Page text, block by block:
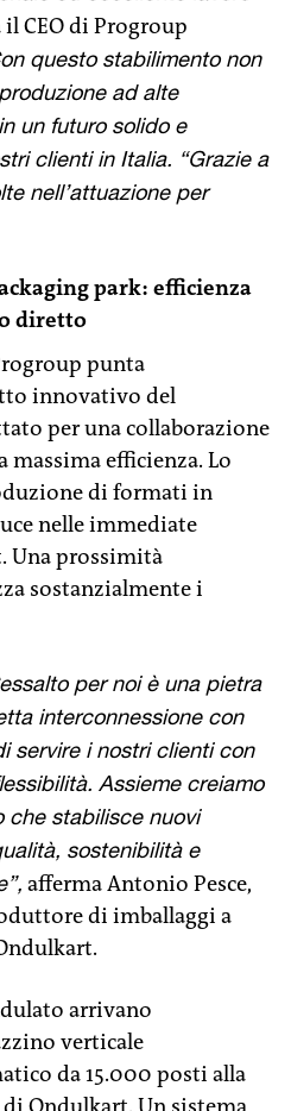
CEO di Progroup
questo stabilimento non
ad alte
un futuro solido e
clienti in Italia. “Grazie a
nell’attuazione per
park: efficienza
diretto
punta
innovativo del
per una collaborazione
massima efficienza. Lo
di formati in
nelle immediate
Una prossimità
sostanzialmente i
per noi è una pietra
interconnessione con
servire i nostri clienti con
Assieme creiamo
che stabilisce nuovi
sostenibilità e
afferma Antonio Pesce,
di imballaggi a
arrivano
verticale
da 15.000 posti alla